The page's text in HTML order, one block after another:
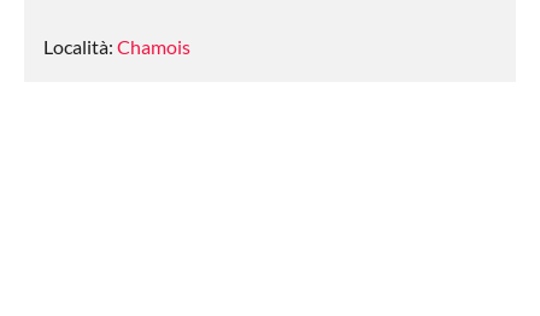
Località: Chamois